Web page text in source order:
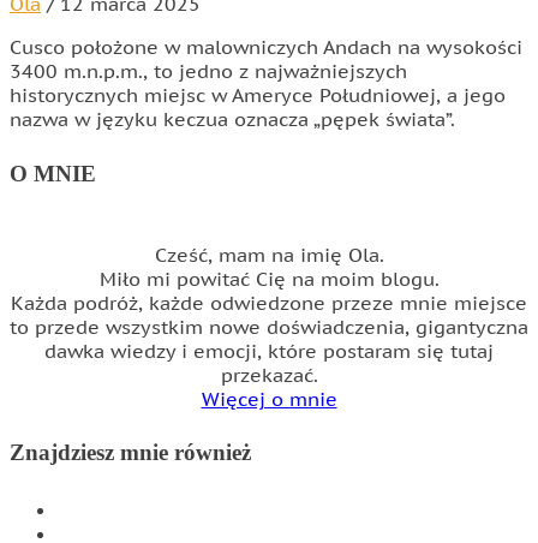
Cusco położone w malowniczych Andach na wysokości
3400 m.n.p.m., to jedno z najważniejszych
historycznych miejsc w Ameryce Południowej, a jego
nazwa w języku keczua oznacza „pępek świata”.
O MNIE
Cześć, mam na imię Ola.
Miło mi powitać Cię na moim blogu.
Każda podróż, każde odwiedzone przeze mnie miejsce
to przede wszystkim nowe doświadczenia, gigantyczna
dawka wiedzy i emocji, które postaram się tutaj
przekazać.
Więcej o mnie
Znajdziesz mnie również